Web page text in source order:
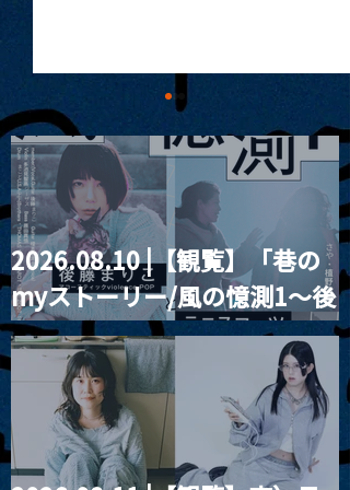
MoonRomantic
Channel1周年記念Live
2026.08.10 |【観覧】「巷の
myストーリー/風の憶測1～後
藤まりこアコースティック
violence POPとテニスコー
ツ」